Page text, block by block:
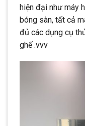
hiện đại như máy
bóng sàn, tất cả
đủ các dụng cụ
ghế .vvv